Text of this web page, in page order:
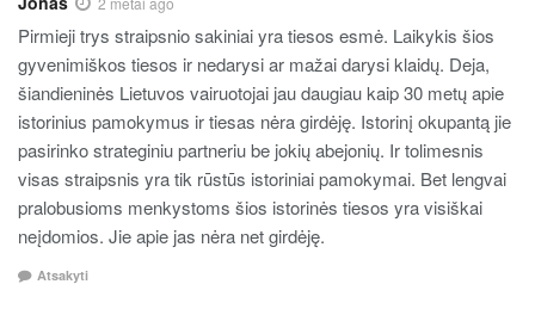
Pirmieji trys straipsnio sakiniai yra tiesos esmė. Laikykis šios
gyvenimiškos tiesos ir nedarysi ar mažai darysi klaidų. Deja,
šiandieninės Lietuvos vairuotojai jau daugiau kaip 30 metų apie
istorinius pamokymus ir tiesas nėra girdėję. Istorinį okupantą jie
pasirinko strateginiu partneriu be jokių abejonių. Ir tolimesnis
visas straipsnis yra tik rūstūs istoriniai pamokymai. Bet lengvai
pralobusioms menkystoms šios istorinės tiesos yra visiškai
neįdomios. Jie apie jas nėra net girdėję.
Atsakyti